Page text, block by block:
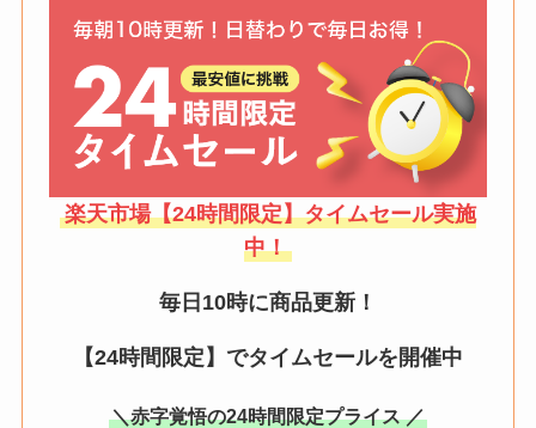
楽天市場【24時間限定】タイムセール実施
中！
毎日10時に商品更新！
【24時間限定】でタイムセールを開催中
＼赤字覚悟の24時間限定プライス ／